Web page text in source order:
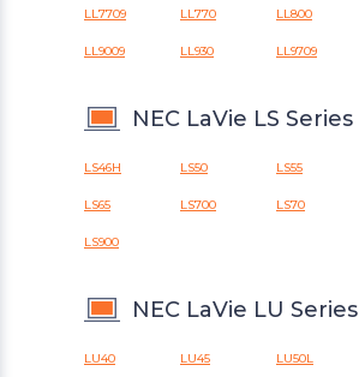
LL7709 LL770 LL800
LL9009 LL930 LL9709
NEC LaVie LS Series
LS46H LS50 LS55
LS65 LS700 LS70
LS900
NEC LaVie LU Series
LU40 LU45 LU50L